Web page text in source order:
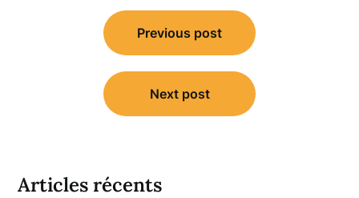
Navigation
Previous post
Next post
Articles récents